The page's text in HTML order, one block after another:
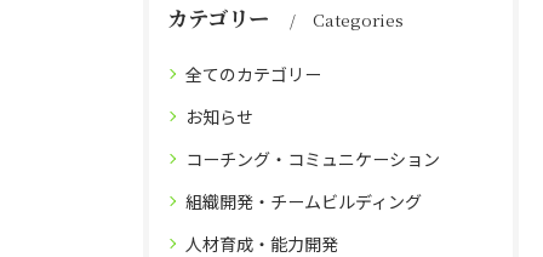
カテゴリー Categories
全てのカテゴリー
お知らせ
コーチング・コミュニケーション
組織開発・チームビルディング
人材育成・能力開発